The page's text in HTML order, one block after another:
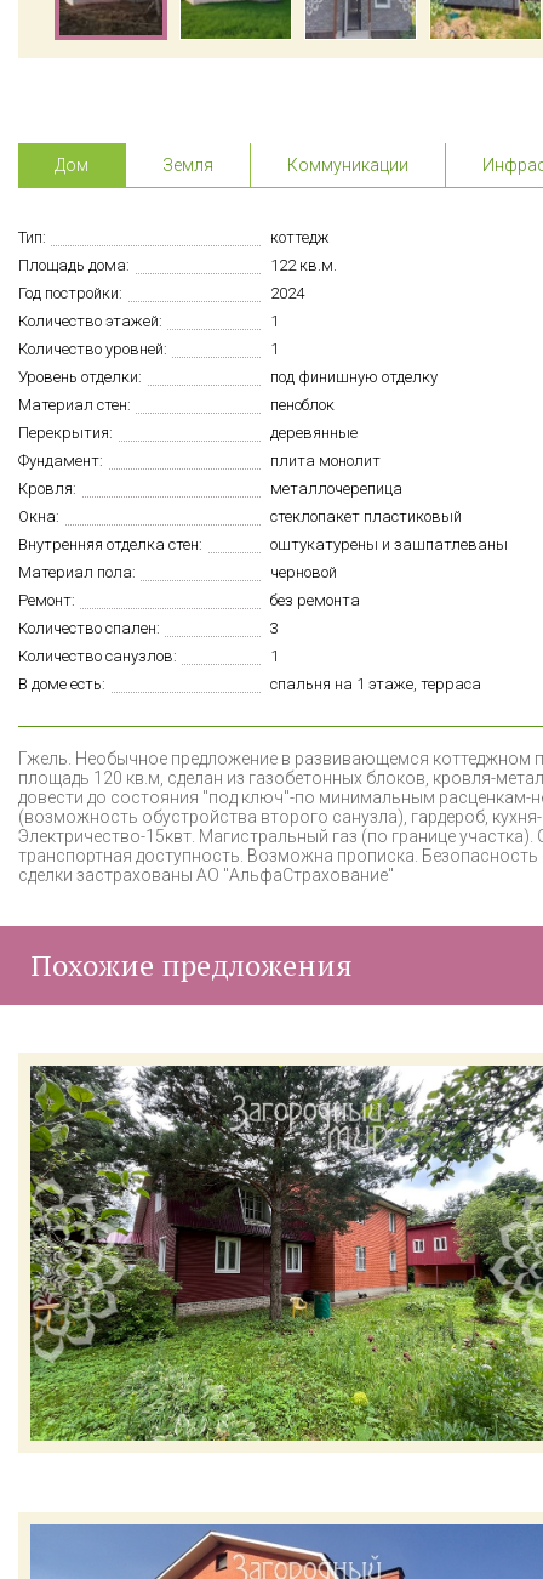
Дом Земля Коммуникации
Тип:
коттедж
Площадь дома:
122 кв.м.
Год постройки:
2024
Количество этажей:
1
Количество уровней:
1
Уровень отделки:
под финишную отделку
Материал стен:
пеноблок
Перекрытия:
деревянные
Фундамент:
плита монолит
Кровля:
металлочерепица
Окна:
стеклопакет пластиковый
Внутренняя отделка стен:
оштукатурены и зашпатлеваны
Материал пола:
черновой
Ремонт:
без ремонта
Количество спален:
3
Количество санузлов:
1
В доме есть:
спальня на 1 этаже, терраса
Гжель. Необычное предложение в развивающемся коттеджном
площадь 120 кв.м, сделан из газобетонных блоков, кровля-
довести до состояния "под ключ"-по минимальным расценкам-
(возможность обустройства второго санузла), гардероб,
Электричество-15квт. Магистральный газ (по границе
транспортная доступность. Возможна прописка.
сделки застрахованы АО "АльфаСтрахование"
Похожие предложения